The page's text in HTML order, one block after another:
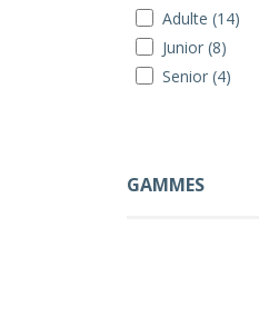
Adulte (14)
Junior (8)
Senior (4)
GAMMES